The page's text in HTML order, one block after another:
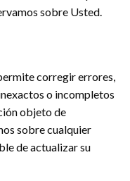
sobre Usted.
corregir errores,
o incompletos
objeto de
sobre cualquier
de actualizar su